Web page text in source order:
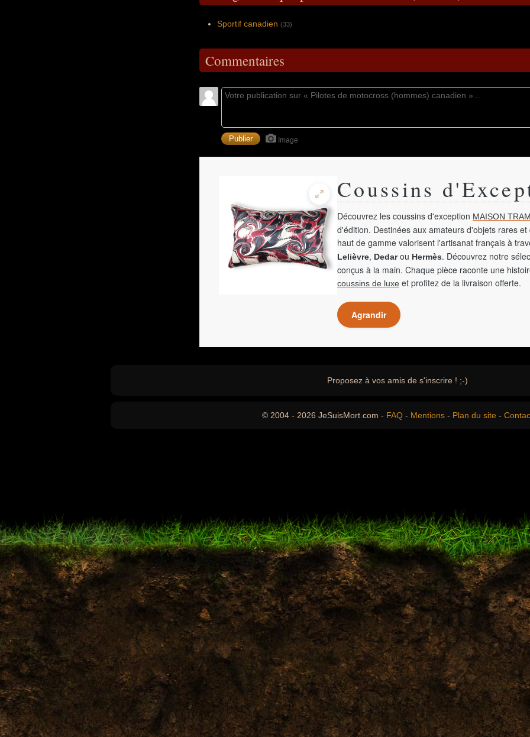
Sportif canadien (33)
Commentaires
Image
Coussins
Découvrez les coussins d'exception MAISON
d'édition. Destinées aux amateurs d'objets rares
haut de gamme valorisent l'artisanat français à
Lelièvre, Dedarou Hermès. Découvrez notre
conçus à la main. Chaque pièce raconte une
coussins de luxe et profitez de la livraison offerte.
Agrandir
Proposez à vos amis de s'inscrire ! ;-)
© 2004 - 2026 JeSuisMort.com - FAQ - Mentions - Plan du site -